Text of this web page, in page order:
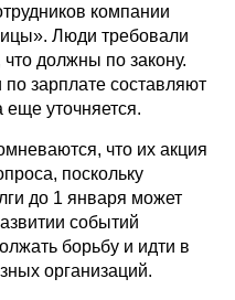
компании
Люди требовали
должны по закону.
зарплате составляют
уточняется.
что их акция
поскольку
до 1 января может
событий
борьбу и идти в
организаций.